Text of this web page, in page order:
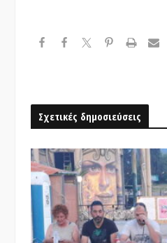
Σχετικές δημοσιεύσεις